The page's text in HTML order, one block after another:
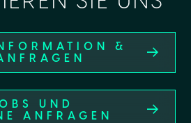
&
UND
ANFRAGEN